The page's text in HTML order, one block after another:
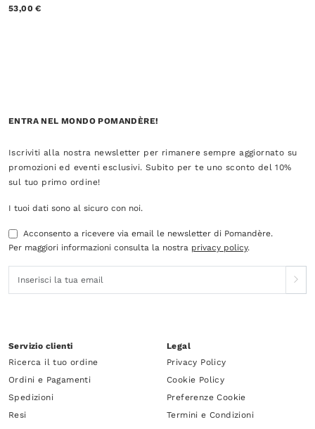
53,00 €
ENTRA NEL MONDO POMANDÈRE!
Iscriviti alla nostra newsletter per rimanere sempre aggiornato su
promozioni ed eventi esclusivi. Subito per te uno sconto del 10%
sul tuo primo ordine!
I tuoi dati sono al sicuro con noi.
Acconsento a ricevere via email le newsletter di Pomandère.
Per maggiori informazioni consulta la nostra privacy policy.
Servizio clienti
Ricerca il tuo ordine
Ordini e Pagamenti
Spedizioni
Resi
Legal
Privacy Policy
Cookie Policy
Preferenze Cookie
Termini e Condizioni